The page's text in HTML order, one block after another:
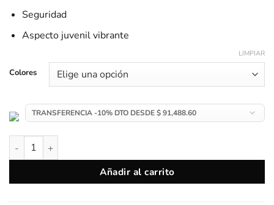
Seguridad
Aspecto juvenil vibrante
Colores
LIMPIAR
Casco Rockbros Ciclismo Full Face Desmontable TT32S
Añadir al carrito